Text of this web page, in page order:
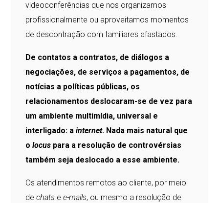
videoconferências que nos organizamos
profissionalmente ou aproveitamos momentos
de descontração com familiares afastados.
De contatos a contratos, de diálogos a
negociações, de serviços a pagamentos, de
notícias a políticas públicas, os
relacionamentos deslocaram-se de vez para
um ambiente multimídia, universal e
interligado: ainternet. Nada mais natural que
olocus para a resolução de controvérsias
também seja deslocado a esse ambiente.
Os atendimentos remotos ao cliente, por meio
dechats ee-mails, ou mesmo a resolução de